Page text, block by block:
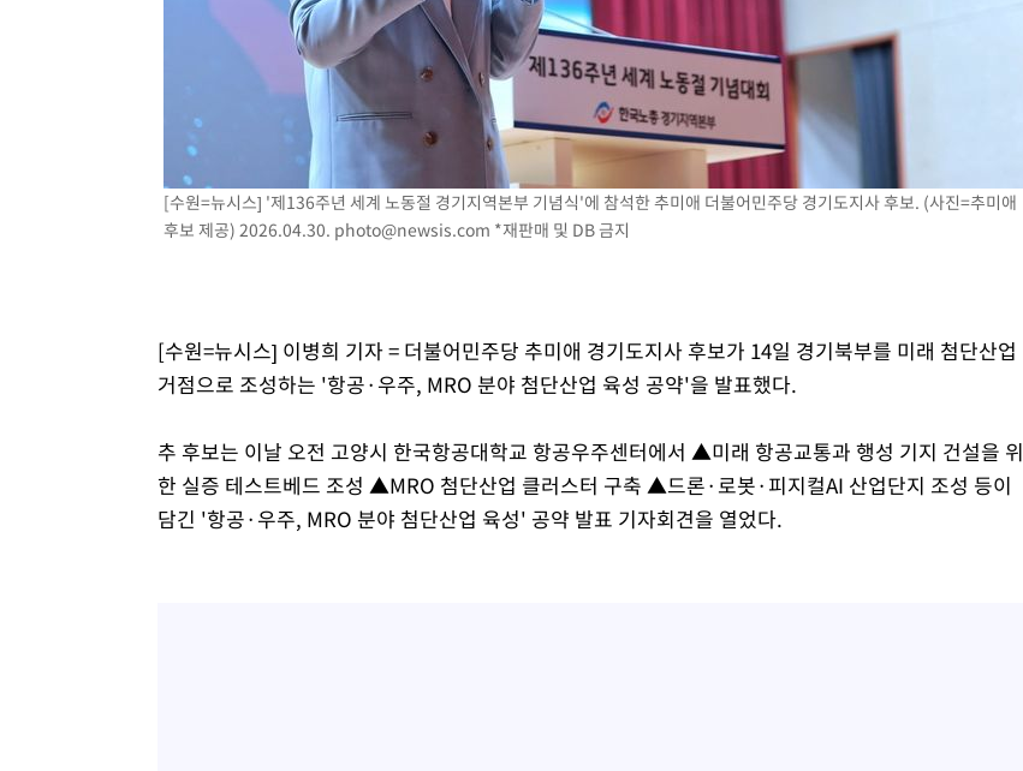
[속보]코스피, 6200선 약보합…0.60% 내린 6258.77에 마쳐
[속보]원·달러 환율, 7.7원 내린 1416.1원 마감
[속보] 노원서 40.1도 관측…서울, 2018년 이후 첫 40도
[속보]종합특검, '계엄 수용공간 확보' 신용해 前교정본부장 기소
외신들도 주목한 韓축구 파문…"국민적 공분에 수사 재개"
11시간 압수수색에 성접대 파문까지…'쑥대밭' 된 축구협회
[속보]규제합리화위원회 부위원장에 김태유 서울대 공대 교수…이
[속보]국힘 윤리위, '돌려차기 발언' 진종오·서범수 징계 절차 개시
[속보]종합특검, '관저이전 봐주기 감사' 유병호 구속기소
민주 콩고 에볼라환자 4천명 돌파, 4053명 발생 1850명 사망
[수원=뉴시스] '제136주년 세계 노동절 경기지역본부 기념식'에 참석한 추미애 더불어민주당 경기도지사 후보. (사진=추미애
후보 제공) 2026.04.30. photo@newsis.com *재판매 및 DB 금지
[수원=뉴시스] 이병희 기자 = 더불어민주당 추미애 경기도지사 후보가 14일 경기북부를 미래 첨단산업
거점으로 조성하는 '항공·우주, MRO 분야 첨단산업 육성 공약'을 발표했다.
추 후보는 이날 오전 고양시 한국항공대학교 항공우주센터에서 ▲미래 항공교통과 행성 기지 건설을 위
한 실증 테스트베드 조성 ▲MRO 첨단산업 클러스터 구축 ▲드론·로봇·피지컬AI 산업단지 조성 등이
담긴 '항공·우주, MRO 분야 첨단산업 육성' 공약 발표 기자회견을 열었다.